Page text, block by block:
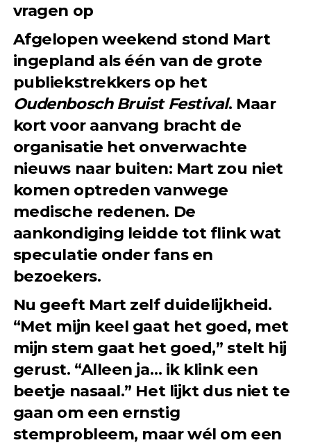
vragen op
Afgelopen weekend stond Mart
ingepland als één van de grote
publiekstrekkers op het
Oudenbosch Bruist Festival. Maar
kort voor aanvang bracht de
organisatie het onverwachte
nieuws naar buiten: Mart zou niet
komen optreden vanwege
medische redenen. De
aankondiging leidde tot flink wat
speculatie onder fans en
bezoekers.
Nu geeft Mart zelf duidelijkheid.
“Met mijn keel gaat het goed, met
mijn stem gaat het goed,” stelt hij
gerust. “Alleen ja… ik klink een
beetje nasaal.” Het lijkt dus niet te
gaan om een ernstig
stemprobleem, maar wél om een